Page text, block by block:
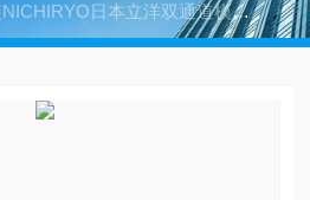
日本立洋双通道模块